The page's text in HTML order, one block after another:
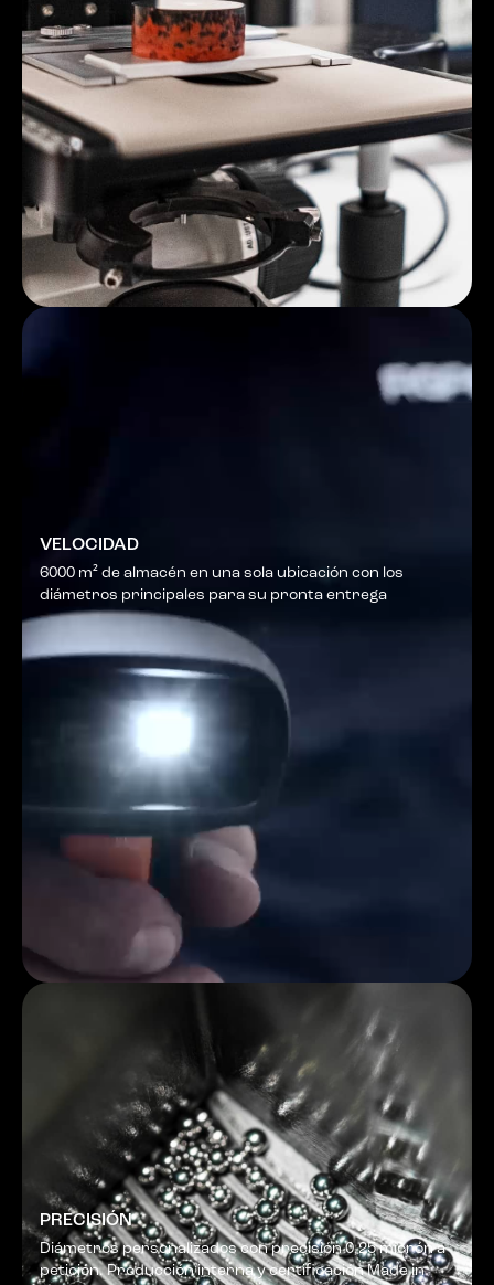
VELOCIDAD
6000 m² de almacén en una sola ubicación con los
diámetros principales para su pronta entrega
PRECISIÓN
Diámetros personalizados con precisión 0,25 micrón a
petición. Producción interna y certificación Made in